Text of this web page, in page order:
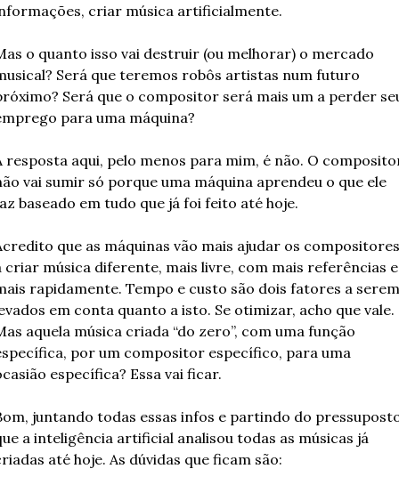
criar música artificialmente.
o quanto isso vai destruir (ou melhorar) o mercado
Será que teremos robôs artistas num futuro
Será que o compositor será mais um a perder
para uma máquina?
resposta aqui, pelo menos para mim, é não. O
vai sumir só porque uma máquina aprendeu o que ele
baseado em tudo que já foi feito até hoje.
que as máquinas vão mais ajudar os compositores
criar música diferente, mais livre, com mais referências e
rapidamente. Tempo e custo são dois fatores a serem
em conta quanto a isto. Se otimizar, acho que vale.
aquela música criada “do zero”, com uma função
por um compositor específico, para uma
específica? Essa vai ficar.
juntando todas essas infos e partindo do
a inteligência artificial analisou todas as músicas já
até hoje. As dúvidas que ficam são: